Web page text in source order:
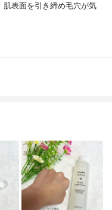
肌表面を引き締め毛穴が気